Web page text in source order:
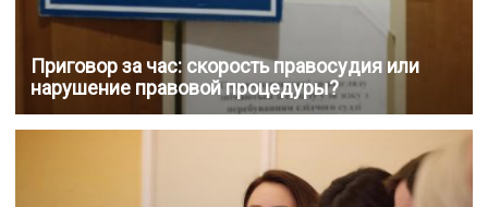
Приговор за час: скорость правосудия или
нарушение правовой процедуры?